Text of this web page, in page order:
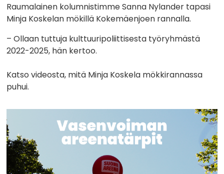
Raumalainen kolumnistimme Sanna Nylander tapasi
Minja Koskelan mökillä Kokemäenjoen rannalla.
– Ollaan tuttuja kulttuuripoliittisesta työryhmästä
2022-2025, hän kertoo.
Katso videosta, mitä Minja Koskela mökkirannassa
puhui.